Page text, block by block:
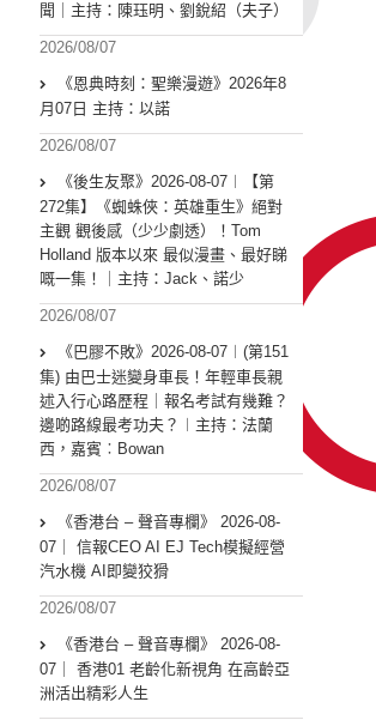
聞｜主持：陳珏明、劉銳紹（夫子）
2026/08/07
《恩典時刻：聖樂漫遊》2026年8
月07日 主持：以諾
2026/08/07
《後生友聚》2026-08-07︱【第
272集】《蜘蛛俠：英雄重生》絕對
主觀 觀後感（少少劇透）！Tom
Holland 版本以來 最似漫畫、最好睇
嘅一集！｜主持：Jack、諾少
2026/08/07
《巴膠不敗》2026-08-07︱(第151
集) 由巴士迷變身車長！年輕車長親
述入行心路歷程｜報名考試有幾難？
邊啲路線最考功夫？︱主持：法蘭
西，嘉賓︰Bowan
2026/08/07
《香港台 – 聲音專欄》 2026-08-
07｜ 信報CEO AI EJ Tech模擬經營
汽水機 AI即變狡猾
2026/08/07
《香港台 – 聲音專欄》 2026-08-
07｜ 香港01 老齡化新視角 在高齡亞
洲活出精彩人生